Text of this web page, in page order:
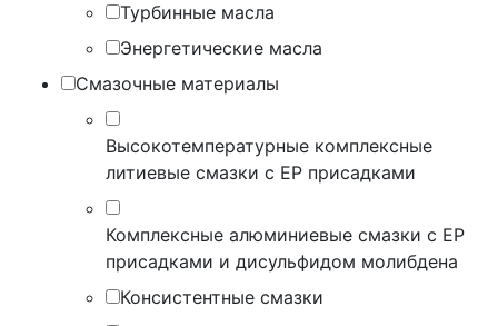
Турбинные масла
Энергетические масла
Смазочные материалы
Высокотемпературные комплексные
литиевые смазки с EP присадками
Комплексные алюминиевые смазки с EP
присадками и дисульфидом молибдена
Консистентные смазки